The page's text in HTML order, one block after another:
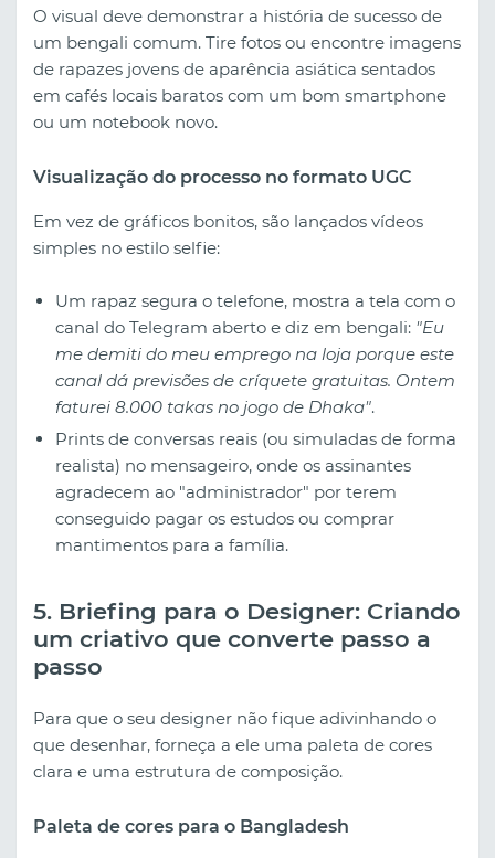
O visual deve demonstrar a história de sucesso de
um bengali comum. Tire fotos ou encontre imagens
de rapazes jovens de aparência asiática sentados
em cafés locais baratos com um bom smartphone
ou um notebook novo.
Visualização do processo no formato UGC
Em vez de gráficos bonitos, são lançados vídeos
simples no estilo selfie:
Um rapaz segura o telefone, mostra a tela com o
canal do Telegram aberto e diz em bengali: "Eu
me demiti do meu emprego na loja porque este
canal dá previsões de críquete gratuitas. Ontem
faturei 8.000 takas no jogo de Dhaka".
Prints de conversas reais (ou simuladas de forma
realista) no mensageiro, onde os assinantes
agradecem ao "administrador" por terem
conseguido pagar os estudos ou comprar
mantimentos para a família.
5. Briefing para o Designer: Criando
um criativo que converte passo a
passo
Para que o seu designer não fique adivinhando o
que desenhar, forneça a ele uma paleta de cores
clara e uma estrutura de composição.
Paleta de cores para o Bangladesh